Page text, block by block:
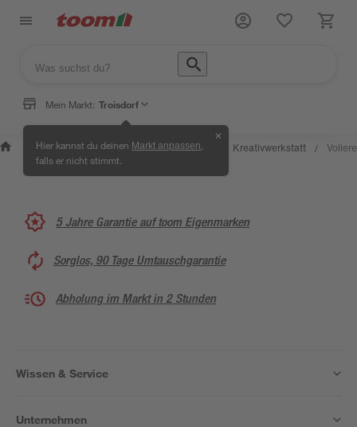
Mein Markt: Troisdorf
Hier kannst du deinen Markt anpassen
falls er nicht stimmt.
✕
Wissen &
Service
/
Selbermachen &
Ratgeber
Kreativwerkstatt / Voliere
5 Jahre Garantie auf toom Eigenmarken
Sorglos, 90 Tage Umtauschgarantie
Abholung im Markt in 2 Stunden
Wissen & Service
Unternehmen